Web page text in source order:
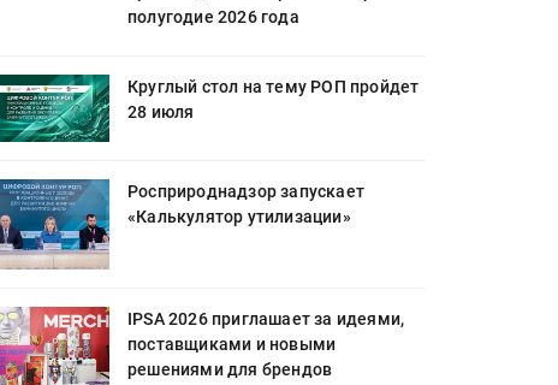
полугодие 2026 года
Круглый стол на тему РОП пройдет
28 июля
Росприроднадзор запускает
«Калькулятор утилизации»
IPSA 2026 приглашает за идеями,
поставщиками и новыми
решениями для брендов